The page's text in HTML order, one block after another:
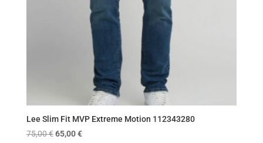
Lee Slim Fit MVP Extreme Motion 112343280
75,00€ Original
65,00€Η